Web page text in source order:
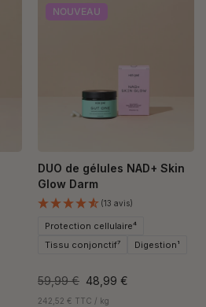
NOUVEAU
DUO de gélules NAD+ Skin
Glow Darm
(13 avis)
Protection cellulaire⁴
Tissu conjonctif⁷
Digestion¹
59,99 € 48,99 €
242,52 € TTC / kg